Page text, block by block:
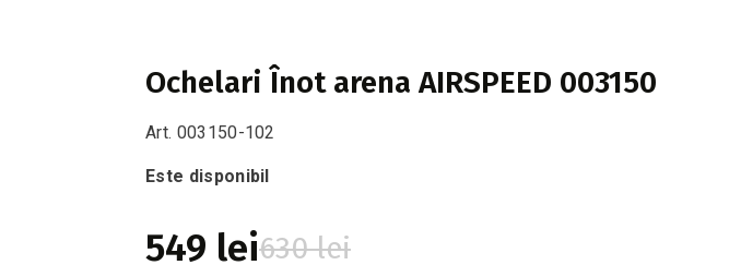
Ochelari Înot arena AIRSPEED 003150
Art. 003150-102
Este disponibil
549 lei630 lei